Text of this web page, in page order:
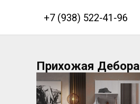
+7 (938) 522-41-96
Прихожая Дебора